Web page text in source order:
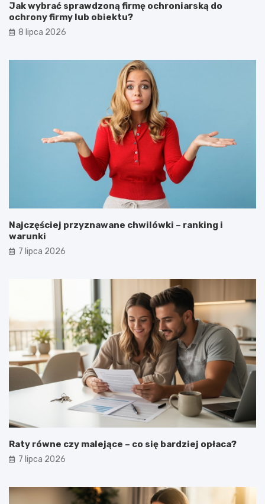
Jak wybrać sprawdzoną firmę ochroniarską do
ochrony firmy lub obiektu?
8 lipca 2026
Najczęściej przyznawane chwilówki – ranking i
warunki
7 lipca 2026
Raty równe czy malejące – co się bardziej opłaca?
7 lipca 2026